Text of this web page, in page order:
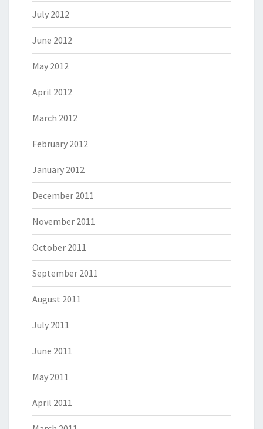
July 2012
June 2012
May 2012
April 2012
March 2012
February 2012
January 2012
December 2011
November 2011
October 2011
September 2011
August 2011
July 2011
June 2011
May 2011
April 2011